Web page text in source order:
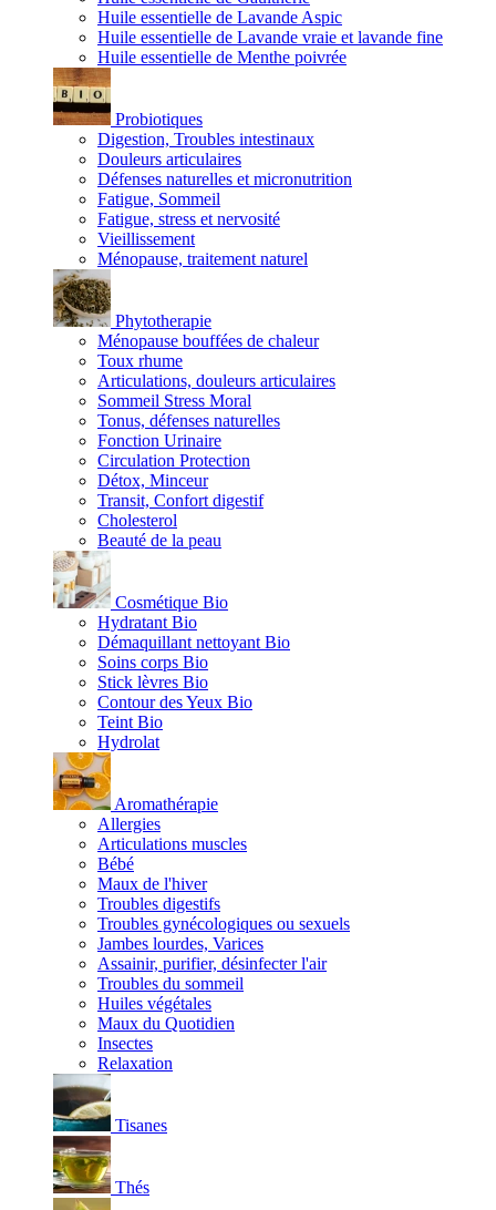
Huile essentielle de Lavande Aspic
Huile essentielle de Lavande vraie et lavande fine
Huile essentielle de Menthe poivrée
Probiotiques
Digestion, Troubles intestinaux
Douleurs articulaires
Défenses naturelles et micronutrition
Fatigue, Sommeil
Fatigue, stress et nervosité
Vieillissement
Ménopause, traitement naturel
Phytotherapie
Ménopause bouffées de chaleur
Toux rhume
Articulations, douleurs articulaires
Sommeil Stress Moral
Tonus, défenses naturelles
Fonction Urinaire
Circulation Protection
Détox, Minceur
Transit, Confort digestif
Cholesterol
Beauté de la peau
Cosmétique Bio
Hydratant Bio
Démaquillant nettoyant Bio
Soins corps Bio
Stick lèvres Bio
Contour des Yeux Bio
Teint Bio
Hydrolat
Aromathérapie
Allergies
Articulations muscles
Bébé
Maux de l'hiver
Troubles digestifs
Troubles gynécologiques ou sexuels
Jambes lourdes, Varices
Assainir, purifier, désinfecter l'air
Troubles du sommeil
Huiles végétales
Maux du Quotidien
Insectes
Relaxation
Tisanes
Thés